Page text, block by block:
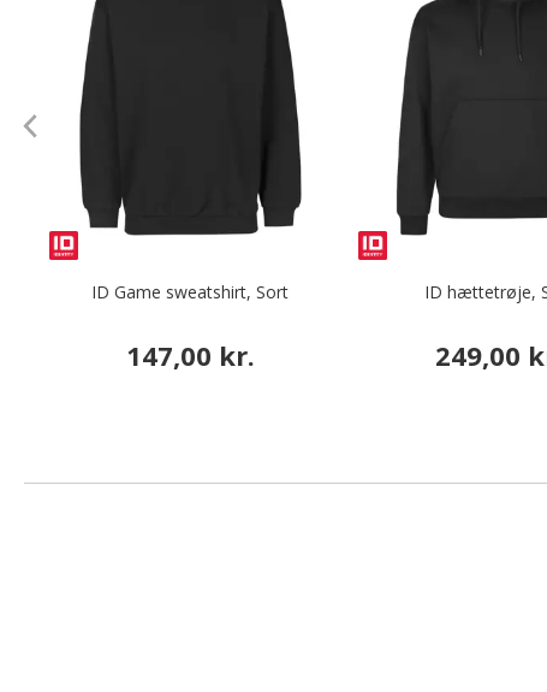
ID Game sweatshirt, Sort
147,00 kr.
ID hættetrøje,
249,00